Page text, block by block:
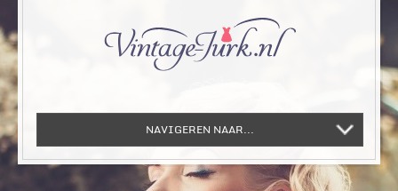
NAVIGEREN NAAR...